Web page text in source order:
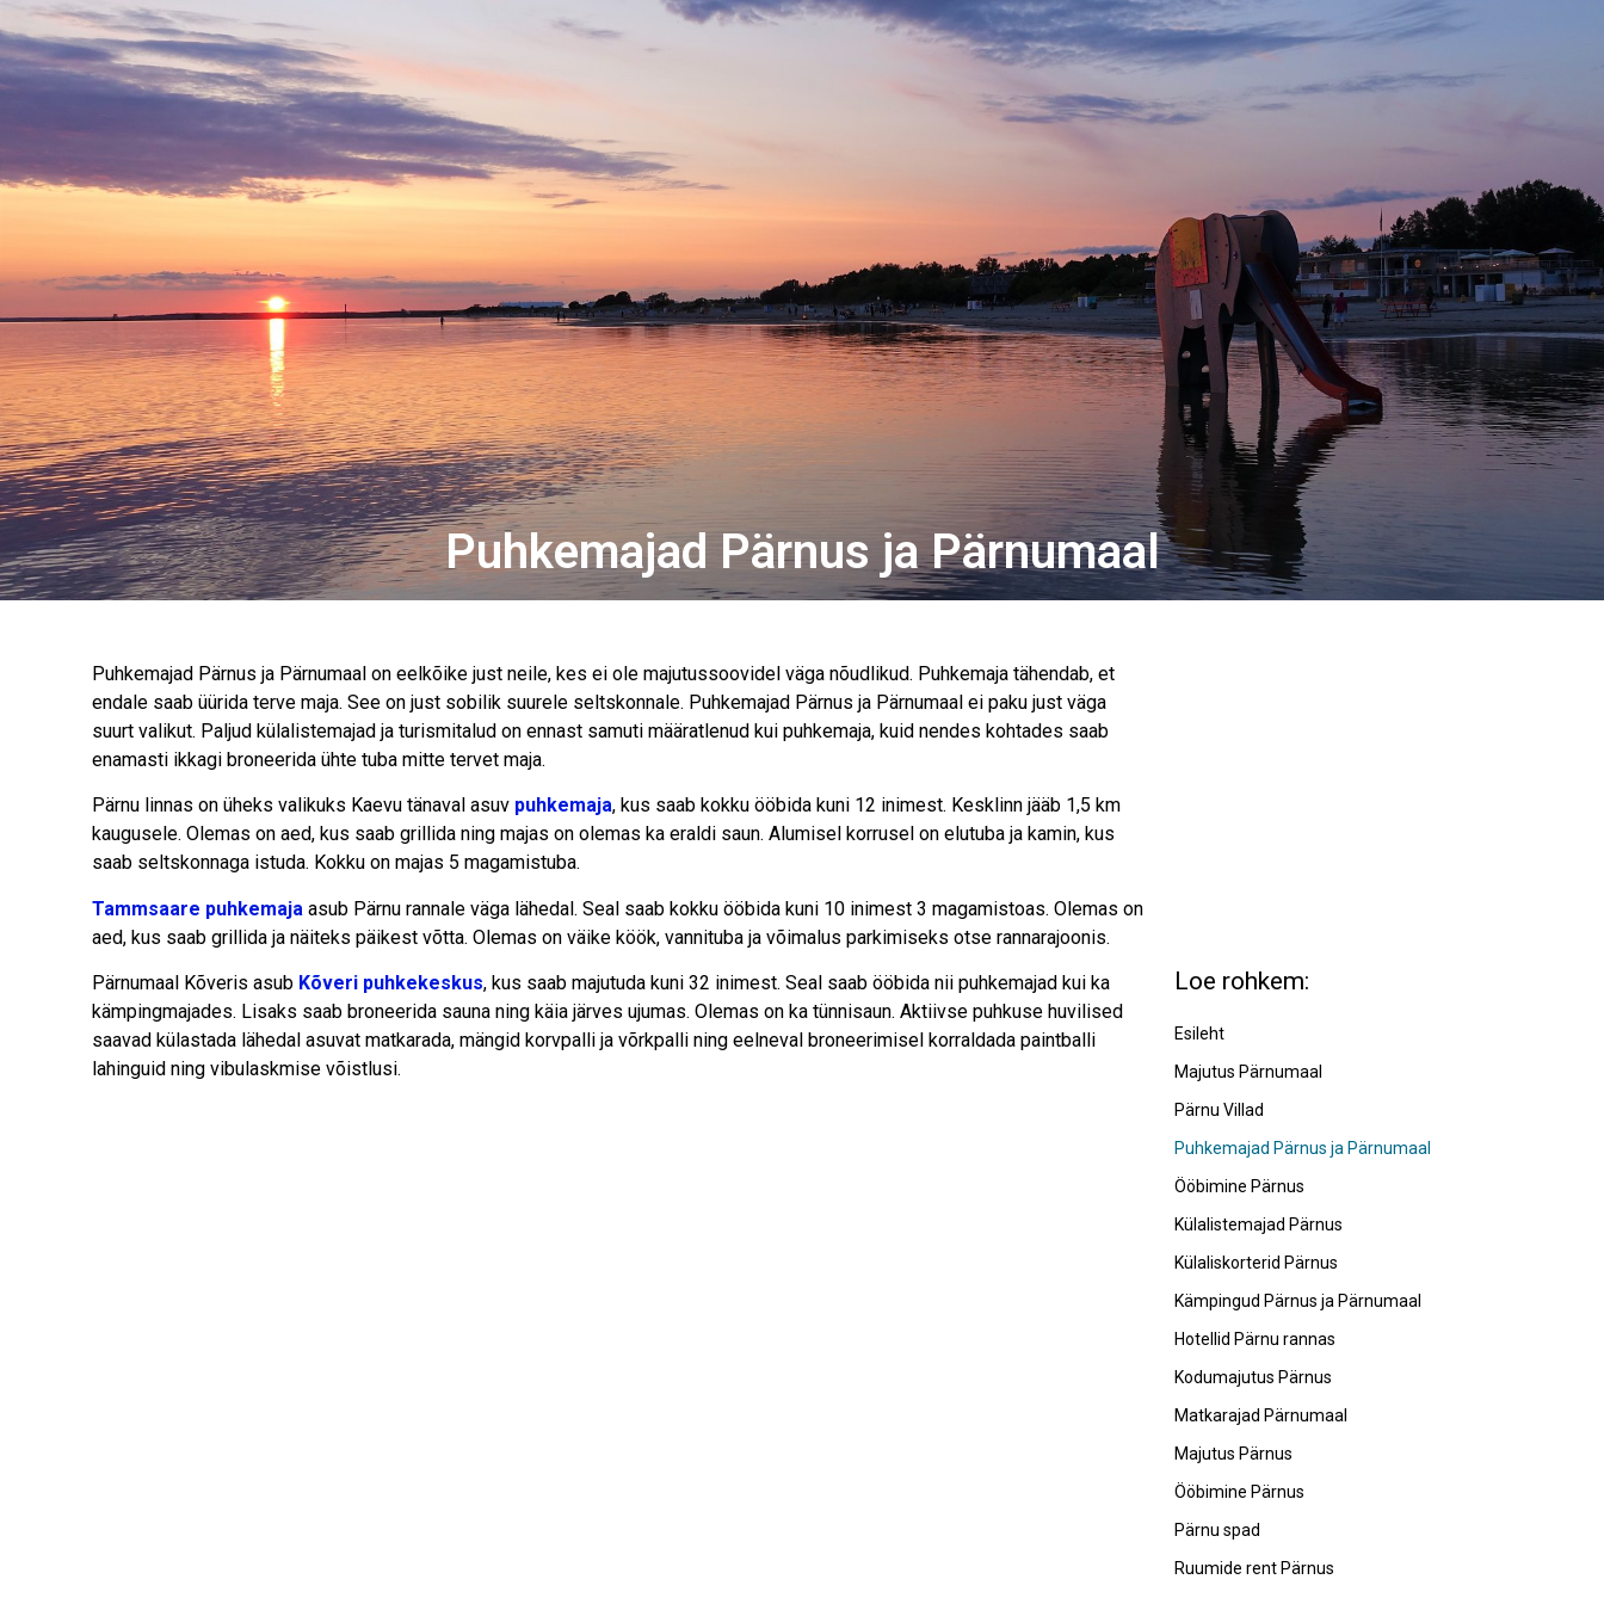
Puhkemajad Pärnus ja Pärnumaal
Puhkemajad Pärnus ja Pärnumaal on eelkõike just neile, kes ei ole majutussoovidel väga nõudlikud. Puhkemaja tähendab, et
endale saab üürida terve maja. See on just sobilik suurele seltskonnale. Puhkemajad Pärnus ja Pärnumaal ei paku just väga
suurt valikut. Paljud külalistemajad ja turismitalud on ennast samuti määratlenud kui puhkemaja, kuid nendes kohtades saab
enamasti ikkagi broneerida ühte tuba mitte tervet maja.
Pärnu linnas on üheks valikuks Kaevu tänaval asuv puhkemaja, kus saab kokku ööbida kuni 12 inimest. Kesklinn jääb 1,5 km
kaugusele. Olemas on aed, kus saab grillida ning majas on olemas ka eraldi saun. Alumisel korrusel on elutuba ja kamin, kus
saab seltskonnaga istuda. Kokku on majas 5 magamistuba.
Tammsaare puhkemaja asub Pärnu rannale väga lähedal. Seal saab kokku ööbida kuni 10 inimest 3 magamistoas. Olemas on
aed, kus saab grillida ja näiteks päikest võtta. Olemas on väike köök, vannituba ja võimalus parkimiseks otse rannarajoonis.
Pärnumaal Kõveris asub Kõveri puhkekeskus, kus saab majutuda kuni 32 inimest. Seal saab ööbida nii puhkemajad kui ka
kämpingmajades. Lisaks saab broneerida sauna ning käia järves ujumas. Olemas on ka tünnisaun. Aktiivse puhkuse huvilised
saavad külastada lähedal asuvat matkarada, mängid korvpalli ja võrkpalli ning eelneval broneerimisel korraldada paintballi
lahinguid ning vibulaskmise võistlusi.
Loe rohkem:
Esileht
Majutus Pärnumaal
Pärnu Villad
Puhkemajad Pärnus ja Pärnumaal
Ööbimine Pärnus
Külalistemajad Pärnus
Külaliskorterid Pärnus
Kämpingud Pärnus ja Pärnumaal
Hotellid Pärnu rannas
Kodumajutus Pärnus
Matkarajad Pärnumaal
Majutus Pärnus
Ööbimine Pärnus
Pärnu spad
Ruumide rent Pärnus